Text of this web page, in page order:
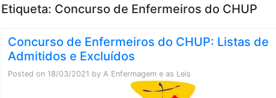
Etiqueta: Concurso de Enfermeiros do CHUP
Concurso de Enfermeiros do CHUP: Listas de
Admitidos e Excluídos
Posted on 18/03/2021 by A Enfermagem e as Leis